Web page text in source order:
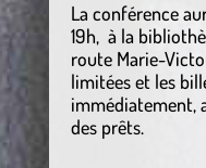
La conférence
19h, à la
route Marie-
limitées et les
immédiatement,
des prêts.